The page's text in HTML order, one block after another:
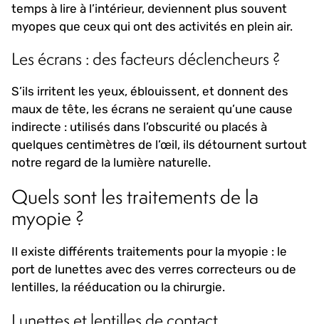
temps à lire à l’intérieur, deviennent plus souvent
myopes que ceux qui ont des activités en plein air.
Les écrans : des facteurs déclencheurs ?
S’ils irritent les yeux, éblouissent, et donnent des
maux de tête, les écrans ne seraient qu’une cause
indirecte : utilisés dans l’obscurité ou placés à
quelques centimètres de l’œil, ils détournent surtout
notre regard de la lumière naturelle.
Quels sont les traitements de la
myopie ?
Il existe différents traitements pour la myopie : le
port de lunettes avec des verres correcteurs ou de
lentilles, la rééducation ou la chirurgie.